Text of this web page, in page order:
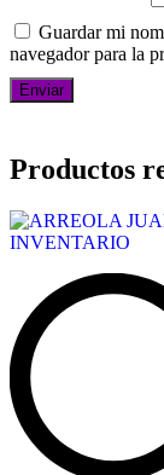
Guardar mi
navegador para la
Productos